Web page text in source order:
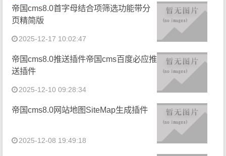
帝国cms8.0首字母结合项筛选功能带分
页精简版
2025-12-17 10:02:47
帝国cms8.0推送插件帝国cms百度必应推
送插件
2025-12-10 09:28:34
帝国cms8.0网站地图SiteMap生成插件
2025-12-08 19:49:18